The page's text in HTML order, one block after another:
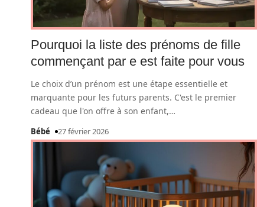
Pourquoi la liste des prénoms de fille
commençant par e est faite pour vous
Le choix d’un prénom est une étape essentielle et
marquante pour les futurs parents. C'est le premier
cadeau que l'on offre à son enfant,…
Bébé 27 février 2026